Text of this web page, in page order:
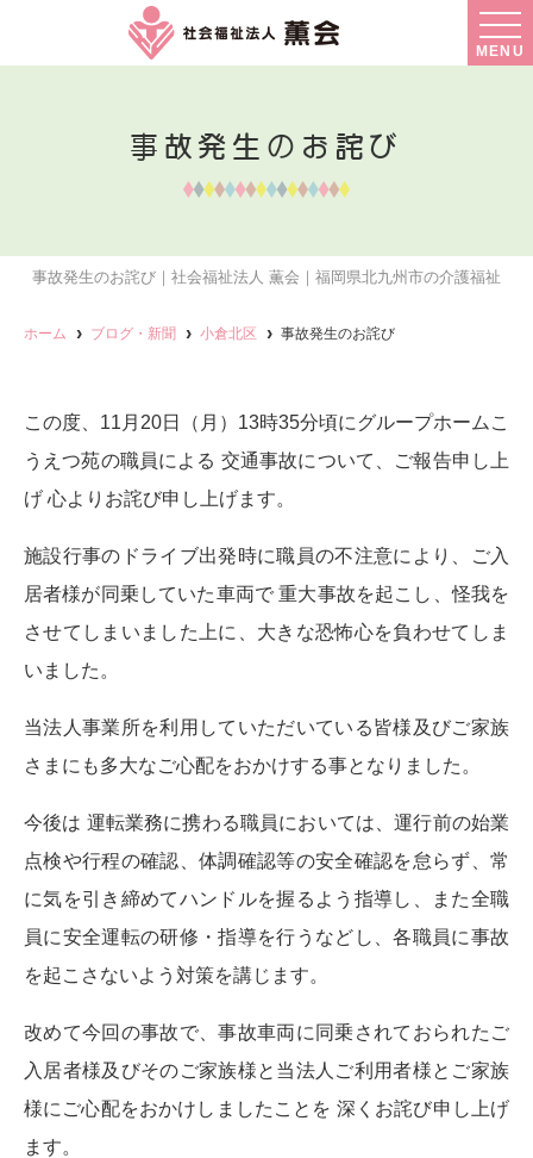
MENU
事故発生のお詫び
事故発生のお詫び｜社会福祉法人 薫会｜福岡県北九州市の介護福祉
ホーム ブログ・新聞 小倉北区 事故発生のお詫び
この度、11月20日（月）13時35分頃にグループホームこ
うえつ苑の職員による 交通事故について、ご報告申し上
げ 心よりお詫び申し上げます。
施設行事のドライブ出発時に職員の不注意により、ご入
居者様が同乗していた車両で 重大事故を起こし、怪我を
させてしまいました上に、大きな恐怖心を負わせてしま
いました。
当法人事業所を利用していただいている皆様及びご家族
さまにも多大なご心配をおかけする事となりました。
今後は 運転業務に携わる職員においては、運行前の始業
点検や行程の確認、体調確認等の安全確認を怠らず、常
に気を引き締めてハンドルを握るよう指導し、また全職
員に安全運転の研修・指導を行うなどし、各職員に事故
を起こさないよう対策を講じます。
改めて今回の事故で、事故車両に同乗されておられたご
入居者様及びそのご家族様と当法人ご利用者様とご家族
様にご心配をおかけしましたことを 深くお詫び申し上げ
ます。